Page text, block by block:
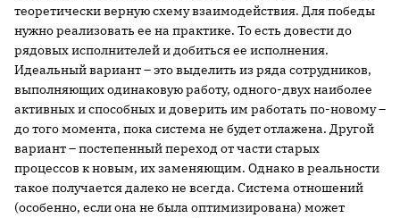
теоретически верную схему взаимодействия. Для победы
нужно реализовать ее на практике. То есть довести до
рядовых исполнителей и добиться ее исполнения.
Идеальный вариант – это выделить из ряда сотрудников,
выполняющих одинаковую работу, одного-двух наиболее
активных и способных и доверить им работать по-новому –
до того момента, пока система не будет отлажена. Другой
вариант – постепенный переход от части старых
процессов к новым, их заменяющим. Однако в реальности
такое получается далеко не всегда. Система отношений
(особенно, если она не была оптимизирована) может